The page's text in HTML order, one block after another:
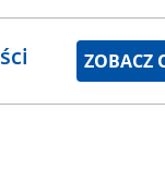
ZOBACZ